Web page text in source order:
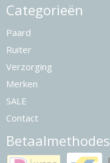
Categorieën
Paard
Ruiter
Verzorging
Merken
SALE
Contact
Betaalmethodes